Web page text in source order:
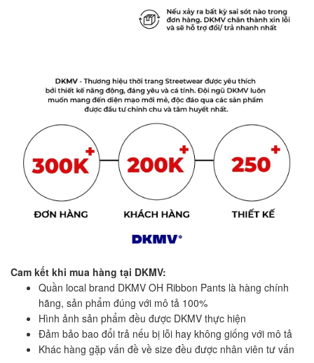
Cam kết khi mua hàng tại DKMV:
Quần local brand DKMV OH Ribbon Pants là hàng chính
hãng, sản phẩm đúng với mô tả 100%
Hình ảnh sản phẩm đều được DKMV thực hiện
Đảm bảo bao đổi trả nếu bị lỗi hay không giống với mô tả
Khác hàng gặp vấn đề về size đều được nhân viên tư vấn